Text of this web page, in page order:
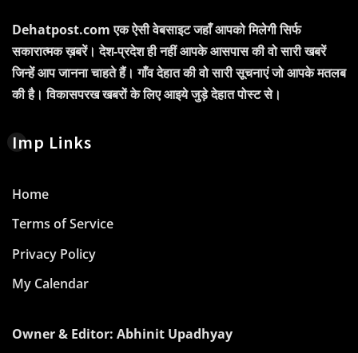
Dehatpost.com एक ऐसी वेबसाइट जहाँ आपको मिलेगी सिर्फ
सकारात्मक ख़बरें। देश-प्रदेश ही नहीं आपके आसपास की वो सारी खबरें
जिन्हें आप जानना चाहते हैं। गाँव देहात की वो सारी सूचनाएं जो आपके मतलब
की है। विकासपरख खबरों के लिए आइये जुड़े देहात पोस्ट से।
Imp Links
Home
Terms of Service
Privacy Policy
My Calendar
Owner & Editor: Abhinit Upadhyay